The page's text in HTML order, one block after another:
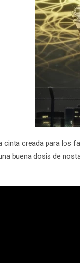
cinta creada para los
buena dosis de